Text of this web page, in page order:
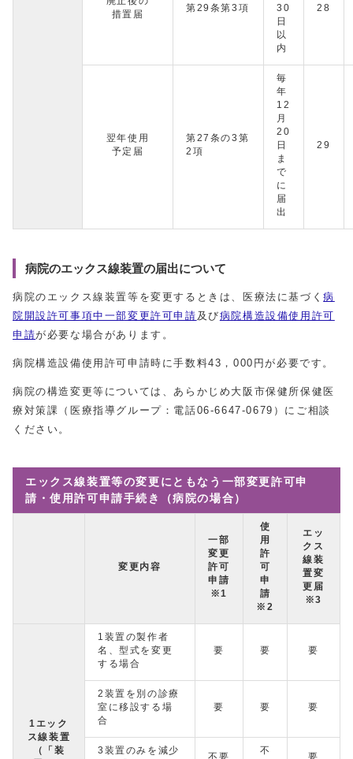
措置届
第29条第3項
30
日
以
内
28
翌年使用
予定届
第27条の3第
2項
毎
年
12
月
20
日
ま
で
に
届
出
29
病院のエックス線装置の届出について
病院のエックス線装置等を変更するときは、医療法に基づく病
院開設許可事項中一部変更許可申請 及び病院構造設備使用許可
申請が必要な場合があります。
病院構造設備使用許可申請時に手数料43，000円が必要です。
病院の構造変更等については、あらかじめ大阪市保健所保健医
療対策課（医療指導グループ：電話06‐6647‐0679）にご相談
ください。
エックス線装置等の変更にともなう一部変更許可申
請・使用許可申請手続き（病院の場合）
変更内容
一部
変更
許可
申請
※1
使
用
許
可
申
請
※2
エッ
クス
線装
置変
更届
※3
1エック
ス線装置
（「装
1装置の製作者
名、型式を変更
する場合
要 要 要
2装置を別の診療
室に移設する場
合
要 要 要
3装置のみを減少
不要
不
要